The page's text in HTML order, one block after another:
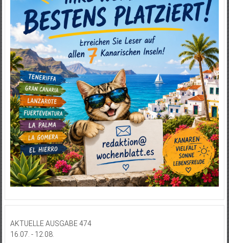
AKTUELLE AUSGABE 474
16.07. - 12.08.